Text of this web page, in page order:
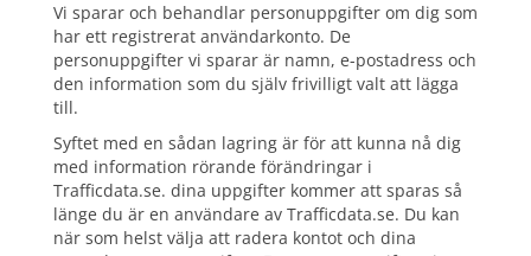
Vi sparar och behandlar personuppgifter om dig som
har ett registrerat användarkonto. De
personuppgifter vi sparar är namn, e-postadress och
den information som du själv frivilligt valt att lägga
till.
Syftet med en sådan lagring är för att kunna nå dig
med information rörande förändringar i
Trafficdata.se. dina uppgifter kommer att sparas så
länge du är en användare av Trafficdata.se. Du kan
när som helst välja att radera kontot och dina